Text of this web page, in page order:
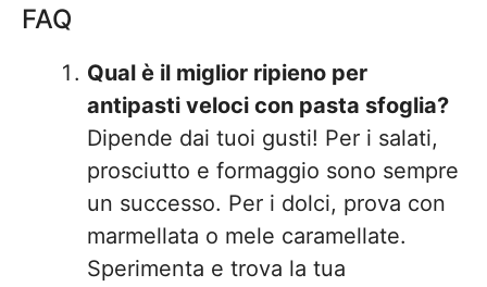
FAQ
Qual è il miglior ripieno per
antipasti veloci con pasta sfoglia?
Dipende dai tuoi gusti! Per i salati,
prosciutto e formaggio sono sempre
un successo. Per i dolci, prova con
marmellata o mele caramellate.
Sperimenta e trova la tua